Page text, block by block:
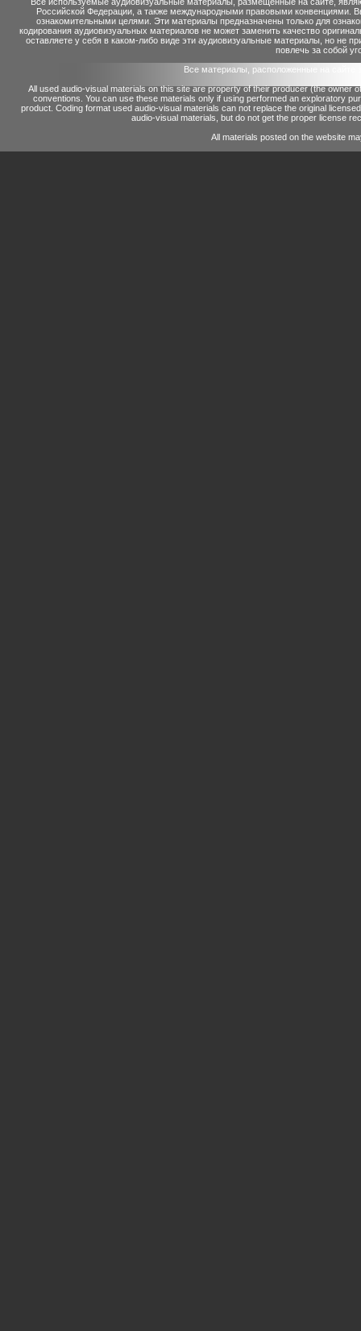
Российской Федерации, а также международными правовыми конвенциями.
ознакомительными целями. Эти материалы предназначены только для
кодирования аудиовизуальных материалов не может заменить качество
оставляете у себя в каком-либо виде эти аудиовизуальные материалы, но не
повлечь за собой
Все материалы, расположенные на сайте
All used audio-visual materials on this site are property of their producer (the owner
conventions. You can use these materials only if using performed an exploratory
product. Coding format used audio-visual materials can not replace the original
audio-visual materials, but do not get the proper license
All materials posted on the website